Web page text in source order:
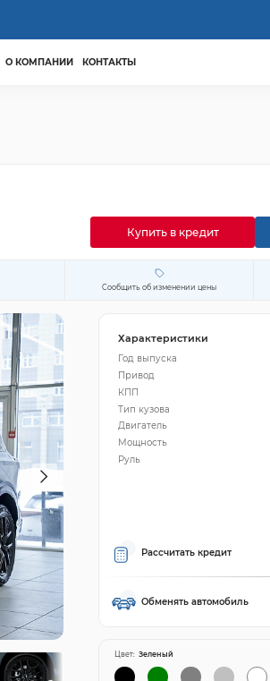
О КОМПАНИИ КОНТАКТЫ
Купить в кредит
Сообщить об изменении цены
Характеристики
Год выпуска
Привод
КПП
Тип кузова
Двигатель
Мощность
Руль
Рассчитать кредит
Обменять автомобиль
Цвет: Зеленый